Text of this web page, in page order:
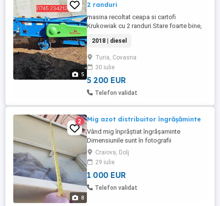
5
2 randuri
masina recoltat ceapa si cartofi
Krukowiak cu 2 randuri Stare foarte bine,
2018 | diesel
Turia, Covasna
30 iulie
5 200 EUR
Telefon validat
8
2 Mig azot distribuitor îngrășăminte
Vând mig înprăștiat îngrășaminte
Dimensiunile sunt în fotografii
Craiova, Dolj
29 iulie
1 000 EUR
Telefon validat